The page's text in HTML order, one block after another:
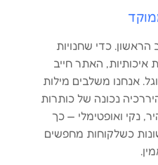
כדי שחנויות
איכותיות, האתר חייב
אנחנו משלבים מילות
נכונה של כותרות
נקי ואופטימלי — כך
כשלקוחות מחפשים